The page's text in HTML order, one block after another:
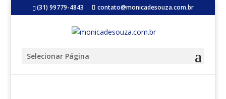
(31) 99779-4843 contato@monicadesouza.com.br
Selecionar Página